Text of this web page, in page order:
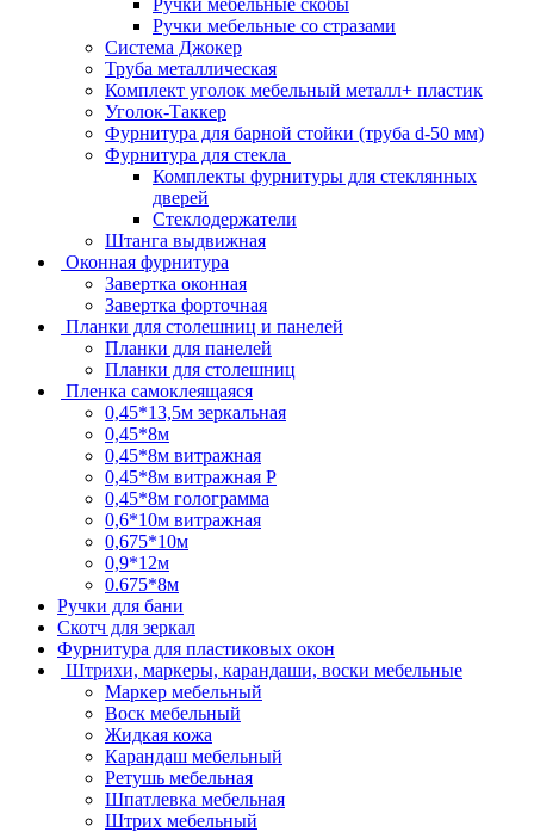
Ручки мебельные со стразами
Система Джокер
Труба металлическая
Комплект уголок мебельный металл+ пластик
Уголок-Таккер
Фурнитура для барной стойки (труба d-50 мм)
Фурнитура для стекла
Комплекты фурнитуры для стеклянных
дверей
Стеклодержатели
Штанга выдвижная
Оконная фурнитура
Завертка оконная
Завертка форточная
Планки для столешниц и панелей
Планки для панелей
Планки для столешниц
Пленка самоклеящаяся
0,45*13,5м зеркальная
0,45*8м
0,45*8м витражная
0,45*8м витражная Р
0,45*8м голограмма
0,6*10м витражная
0,675*10м
0,9*12м
0.675*8м
Ручки для бани
Скотч для зеркал
Фурнитура для пластиковых окон
Штрихи, маркеры, карандаши, воски мебельные
Маркер мебельный
Воск мебельный
Жидкая кожа
Карандаш мебельный
Ретушь мебельная
Шпатлевка мебельная
Штрих мебельный